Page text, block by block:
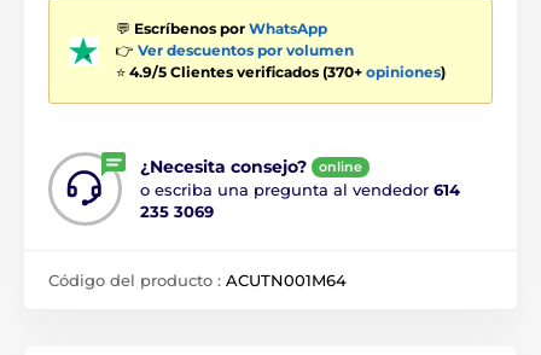
💬 Escríbenos por WhatsApp
👉 Ver descuentos por volumen
⭐ 4.9/5 Clientes verificados (370+ opiniones)
¿Necesita consejo? online
o escriba una pregunta al vendedor 614
235 3069
Código del producto : ACUTN001M64